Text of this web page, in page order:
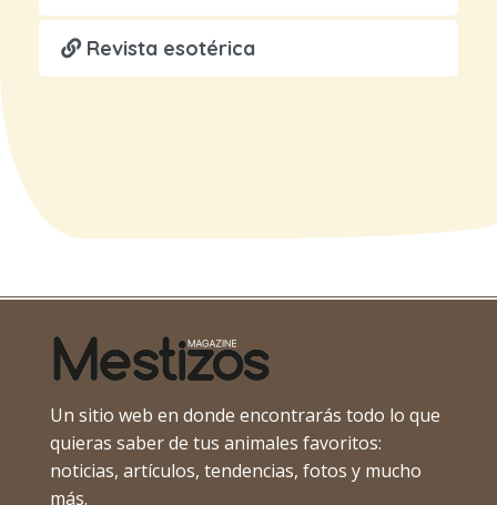
Revista esotérica
Un sitio web en donde encontrarás todo lo que
quieras saber de tus animales favoritos:
noticias, artículos, tendencias, fotos y mucho
más.